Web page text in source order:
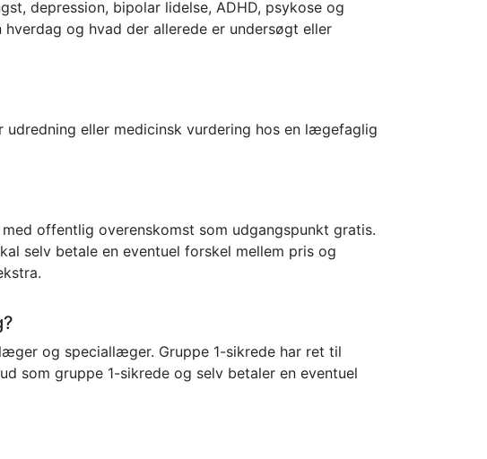
depression, bipolar lidelse, ADHD, psykose og
og hvad der allerede er undersøgt eller
eller medicinsk vurdering hos en lægefaglig
offentlig overenskomst som udgangspunkt gratis.
selv betale en eventuel forskel mellem pris og
og speciallæger. Gruppe 1-sikrede har ret til
som gruppe 1-sikrede og selv betaler en eventuel